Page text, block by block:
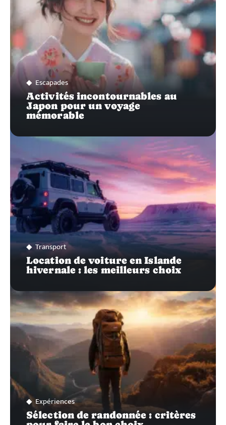
Escapades
Activités incontournables au
Japon pour un voyage
mémorable
Transport
Location de voiture en Islande
hivernale : les meilleurs choix
Expériences
Sélection de randonnée : critères